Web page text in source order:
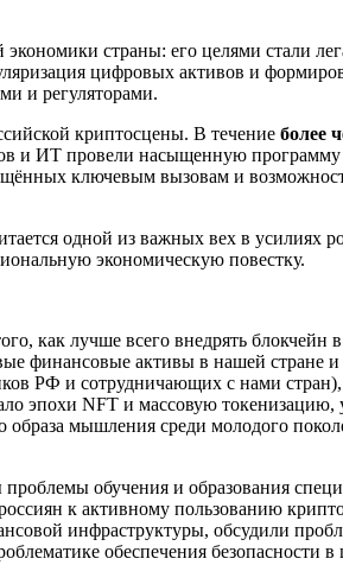
страны: его целями стали
цифровых активов и
и регуляторами.
криптосцены. В течение более
и ИТ провели насыщенную программу
ключевым вызовам и
одной из важных вех в усилиях
экономическую повестку.
как лучше всего внедрять блокчейн
финансовые активы в нашей стране
РФ и сотрудничающих с нами стран),
эпохи NFT и массовую токенизацию,
образа мышления среди молодого
обучения и образования
к активному пользованию
инфраструктуры, обсудили
обеспечения безопасности